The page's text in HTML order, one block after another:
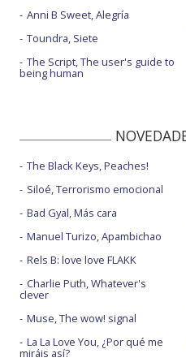
Anni B Sweet, Alegría
Toundra, Siete
The Script, The user's guide to
being human
The Black Keys, Peaches!
Siloé, Terrorismo emocional
Bad Gyal, Más cara
Manuel Turizo, Apambichao
Rels B: love love FLAKK
Charlie Puth, Whatever's
clever
Muse, The wow! signal
La La Love You, ¿Por qué me
miráis así?